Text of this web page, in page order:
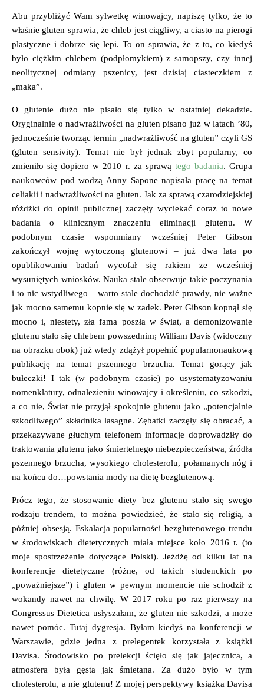
Abu przybliżyć Wam sylwetkę winowajcy, napiszę tylko, że to
właśnie gluten sprawia, że chleb jest ciągliwy, a ciasto na pierogi
plastyczne i dobrze się lepi. To on sprawia, że z to, co kiedyś
było ciężkim chlebem (podpłomykiem) z samopszy, czy innej
neolitycznej odmiany pszenicy, jest dzisiaj ciasteczkiem z
„maka”.
O glutenie dużo nie pisało się tylko w ostatniej dekadzie.
Oryginalnie o nadwrażliwości na gluten pisano już w latach ’80,
jednocześnie tworząc termin „nadwrażliwość na gluten” czyli GS
(gluten sensivity). Temat nie był jednak zbyt popularny, co
zmieniło się dopiero w 2010 r. za sprawą tego badania. Grupa
naukowców pod wodzą Anny Sapone napisała pracę na temat
celiakii i nadwrażliwości na gluten. Jak za sprawą czarodziejskiej
różdżki do opinii publicznej zaczęły wyciekać coraz to nowe
badania o klinicznym znaczeniu eliminacji glutenu. W
podobnym czasie wspomniany wcześniej Peter Gibson
zakończył wojnę wytoczoną glutenowi – już dwa lata po
opublikowaniu badań wycofał się rakiem ze wcześniej
wysuniętych wniosków. Nauka stale obserwuje takie poczynania
i to nic wstydliwego – warto stale dochodzić prawdy, nie ważne
jak mocno samemu kopnie się w zadek. Peter Gibson kopnął się
mocno i, niestety, zła fama poszła w świat, a demonizowanie
glutenu stało się chlebem powszednim; William Davis (widoczny
na obrazku obok) już wtedy zdążył popełnić popularnonaukową
publikację na temat pszennego brzucha. Temat gorący jak
bułeczki! I tak (w podobnym czasie) po usystematyzowaniu
nomenklatury, odnalezieniu winowajcy i określeniu, co szkodzi,
a co nie, Świat nie przyjął spokojnie glutenu jako „potencjalnie
szkodliwego” składnika lasagne. Zębatki zaczęły się obracać, a
przekazywane głuchym telefonem informacje doprowadziły do
traktowania glutenu jako śmiertelnego niebezpieczeństwa, źródła
pszennego brzucha, wysokiego cholesterolu, połamanych nóg i
na końcu do…powstania mody na dietę bezglutenową.
Prócz tego, że stosowanie diety bez glutenu stało się swego
rodzaju trendem, to można powiedzieć, że stało się religią, a
później obsesją. Eskalacja popularności bezglutenowego trendu
w środowiskach dietetycznych miała miejsce koło 2016 r. (to
moje spostrzeżenie dotyczące Polski). Jeżdżę od kilku lat na
konferencje dietetyczne (różne, od takich studenckich po
„poważniejsze”) i gluten w pewnym momencie nie schodził z
wokandy nawet na chwilę. W 2017 roku po raz pierwszy na
Congressus Dietetica usłyszałam, że gluten nie szkodzi, a może
nawet pomóc. Tutaj dygresja. Byłam kiedyś na konferencji w
Warszawie, gdzie jedna z prelegentek korzystała z książki
Davisa. Środowisko po prelekcji ścięło się jak jajecznica, a
atmosfera była gęsta jak śmietana. Za dużo było w tym
cholesterolu, a nie glutenu! Z mojej perspektywy książka Davisa